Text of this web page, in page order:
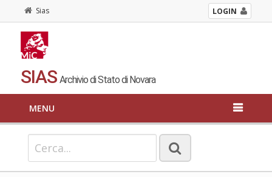
Sias LOGIN
SIAS Archivio di Stato di Novara
MENU